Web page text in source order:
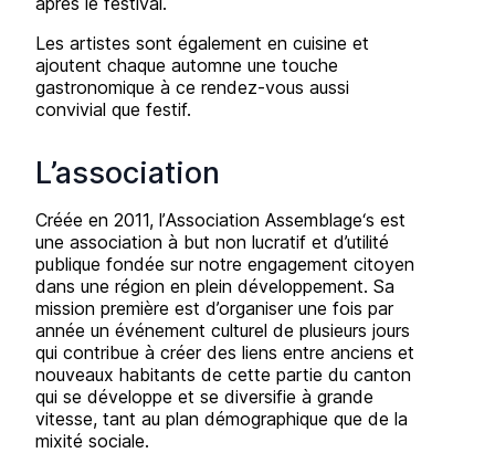
Les artistes sont également en cuisine et
ajoutent chaque automne une touche
gastronomique à ce rendez-vous aussi
convivial que festif.
L’association
Créée en 2011, l’Association Assemblage‘s est
une association à but non lucratif et d’utilité
publique fondée sur notre engagement citoyen
dans une région en plein développement. Sa
mission première est d’organiser une fois par
année un événement culturel de plusieurs jours
qui contribue à créer des liens entre anciens et
nouveaux habitants de cette partie du canton
qui se développe et se diversifie à grande
vitesse, tant au plan démographique que de la
mixité sociale.